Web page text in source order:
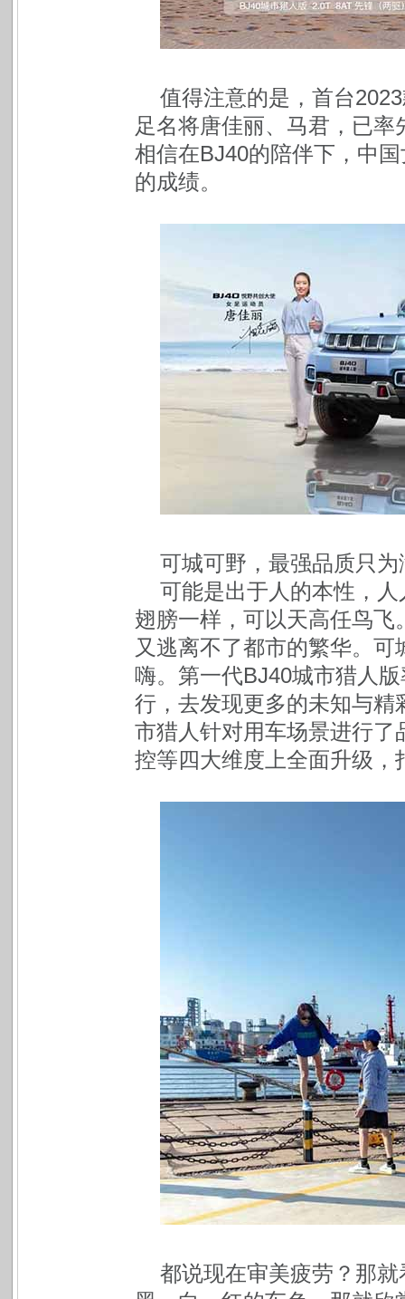
值得注意的是，首台
足名将唐佳丽、马君，已
相信在BJ40的陪伴下，中
的成绩。
可城可野，最强品质只
可能是出于人的本性，
翅膀一样，可以天高任鸟
又逃离不了都市的繁华。
嗨。第一代BJ40城市猎人
行，去发现更多的未知与精
市猎人针对用车场景进行
控等四大维度上全面升级，
都说现在审美疲劳？那